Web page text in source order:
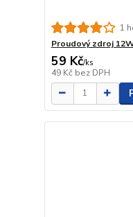
1
Proudový zdroj
59 Kč/ks
49 Kč bez DPH